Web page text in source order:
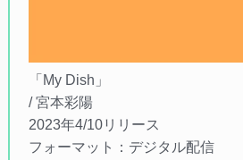
「My Dish」
/ 宮本彩陽
2023年4/10リリース
フォーマット：デジタル配信